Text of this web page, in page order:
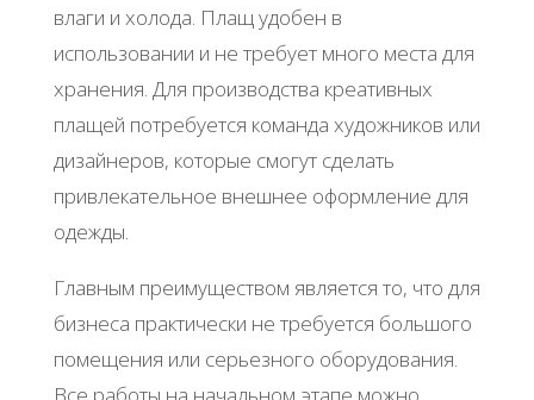
влаги и холода. Плащ удобен в
использовании и не требует много места для
хранения. Для производства креативных
плащей потребуется команда художников или
дизайнеров, которые смогут сделать
привлекательное внешнее оформление для
одежды.
Главным преимуществом является то, что для
бизнеса практически не требуется большого
помещения или серьезного оборудования.